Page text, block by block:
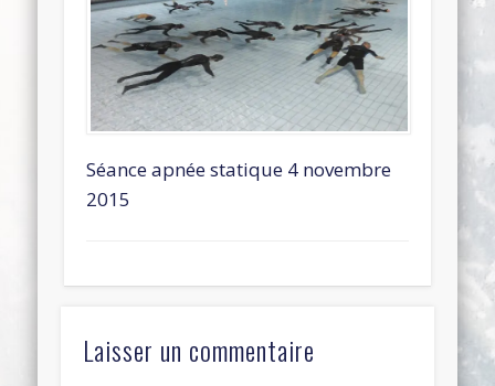
Séance apnée statique 4 novembre
2015
Laisser un commentaire